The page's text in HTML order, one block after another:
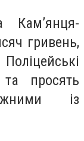
Камʼянця-
гривень,
та просять
із